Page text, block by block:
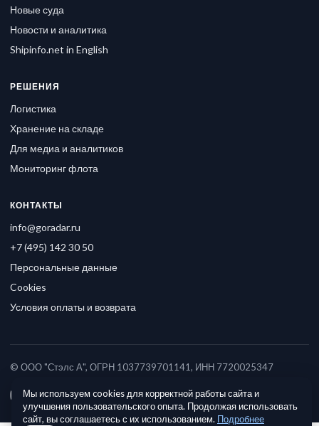
Новые суда
Новости и аналитика
Shipinfo.net in English
РЕШЕНИЯ
Логистика
Хранение на складе
Для медиа и аналитиков
Мониторинг флота
КОНТАКТЫ
info@goradar.ru
+7 (495) 142 30 50
Персональные данные
Cookies
Условия оплаты и возврата
© ООО "Стэлс А", ОГРН 1037739701141, ИНН 7720025347
Мы используем cookies для корректной работы сайта и
улучшения пользовательского опыта. Продолжая использовать
сайт, вы соглашаетесь с их использованием. Подробнее